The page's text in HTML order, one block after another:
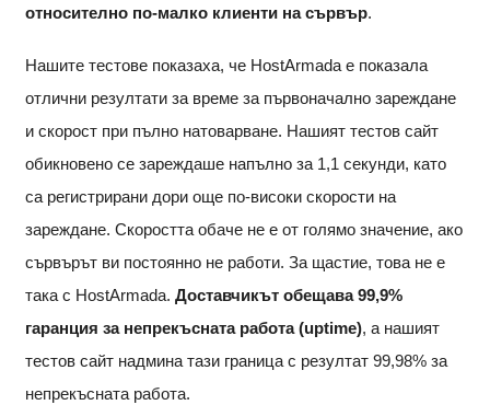
относително по-малко клиенти на сървър.
Нашите тестове показаха, че HostArmada е показала
отлични резултати за време за първоначално зареждане
и скорост при пълно натоварване. Нашият тестов сайт
обикновено се зареждаше напълно за 1,1 секунди, като
са регистрирани дори още по-високи скорости на
зареждане. Скоростта обаче не е от голямо значение, ако
сървърът ви постоянно не работи. За щастие, това не е
така с HostArmada. Доставчикът обещава 99,9%
гаранция за непрекъсната работа (uptime), а нашият
тестов сайт надмина тази граница с резултат 99,98% за
непрекъсната работа.